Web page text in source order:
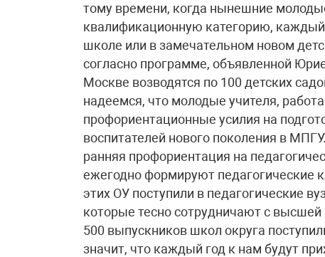
тому времени, когда нынешние
квалификационную категорию,
школе или в замечательном новом
согласно программе, объявленной
Москве возводятся по 100 детских
надеемся, что молодые учителя,
профориентационные усилия на
воспитателей нового поколения в
ранняя профориентация на
ежегодно формируют педагогические
этих ОУ поступили в педагогические
которые тесно сотрудничают с высшей
500 выпускников школ округа
значит, что каждый год к нам будут